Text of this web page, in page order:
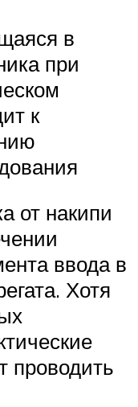
в
при
к
от накипи
ввода в
Хотя
проводить